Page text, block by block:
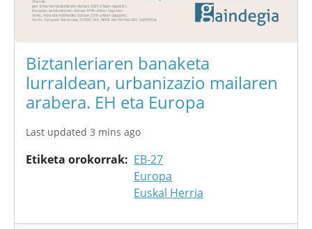
Biztanleriaren banaketa
lurraldean, urbanizazio mailaren
arabera. EH eta Europa
Last updated 3 mins ago
Etiketa orokorrak
EB-27
Europa
Euskal Herria